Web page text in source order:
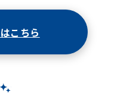
こちら